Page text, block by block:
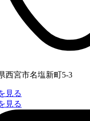
西宮市名塩新町5-3
見る
見る